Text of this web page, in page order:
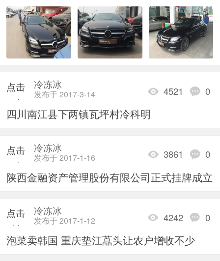
点击
重新
加载
4521 0
冷冻冰
发布于 2017-3-14
四川南江县下两镇瓦坪村冷科明
点击
重新
加载
3861 0
冷冻冰
发布于 2017-1-16
陕西金融资产管理股份有限公司正式挂牌成立
点击
重新
加载
4242 0
冷冻冰
发布于 2017-1-12
泡菜卖韩国 重庆垫江藠头让农户增收不少